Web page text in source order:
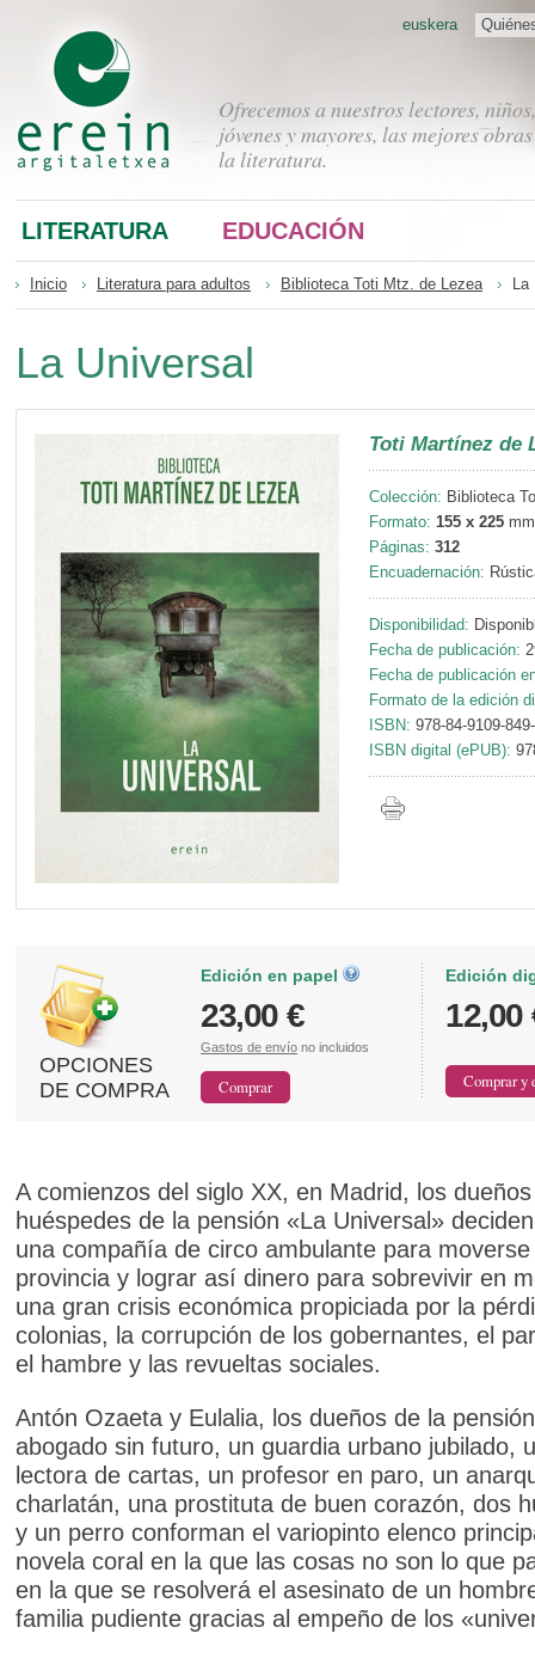
Ofrecemos a nuestros lectores, niños,
jóvenes y mayores, las mejores
la literatura.
euskera
LITERATURA EDUCACIÓN
Inicio Literatura para adultos Biblioteca Toti Mtz. de Lezea La
La Universal
Toti Martínez de
Colección: Biblioteca
Formato: 155 x 225 mm
Páginas: 312
Encuadernación:
Disponibilidad:
Fecha de publicación:
Fecha de publicación
Formato de la edición
ISBN: 978-84-9109-
ISBN digital (ePUB):
OPCIONES
DE COMPRA
Edición en papel
23,00 €
Gastos de envío no incluidos
Edición
12,00
A comienzos del siglo XX, en Madrid, los
huéspedes de la pensión «La Universal»
una compañía de circo ambulante para
provincia y lograr así dinero para sobrevivir en
una gran crisis económica propiciada por la
colonias, la corrupción de los gobernantes, el
el hambre y las revueltas sociales.
Antón Ozaeta y Eulalia, los dueños de la
abogado sin futuro, un guardia urbano jubilado,
lectora de cartas, un profesor en paro, un
charlatán, una prostituta de buen corazón, dos
y un perro conforman el variopinto elenco
novela coral en la que las cosas no son lo que
en la que se resolverá el asesinato de un
familia pudiente gracias al empeño de los